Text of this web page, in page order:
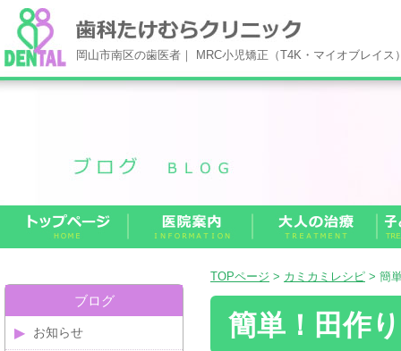
岡山市南区の歯医者｜ MRC小児矯正（T4K・マイオブレイ
TOPページ > カミカミレシピ > 簡
簡単！田作
ブログ
お知らせ